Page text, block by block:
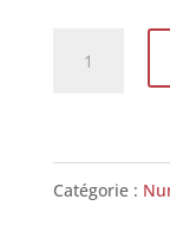
du
futur
Catégorie :